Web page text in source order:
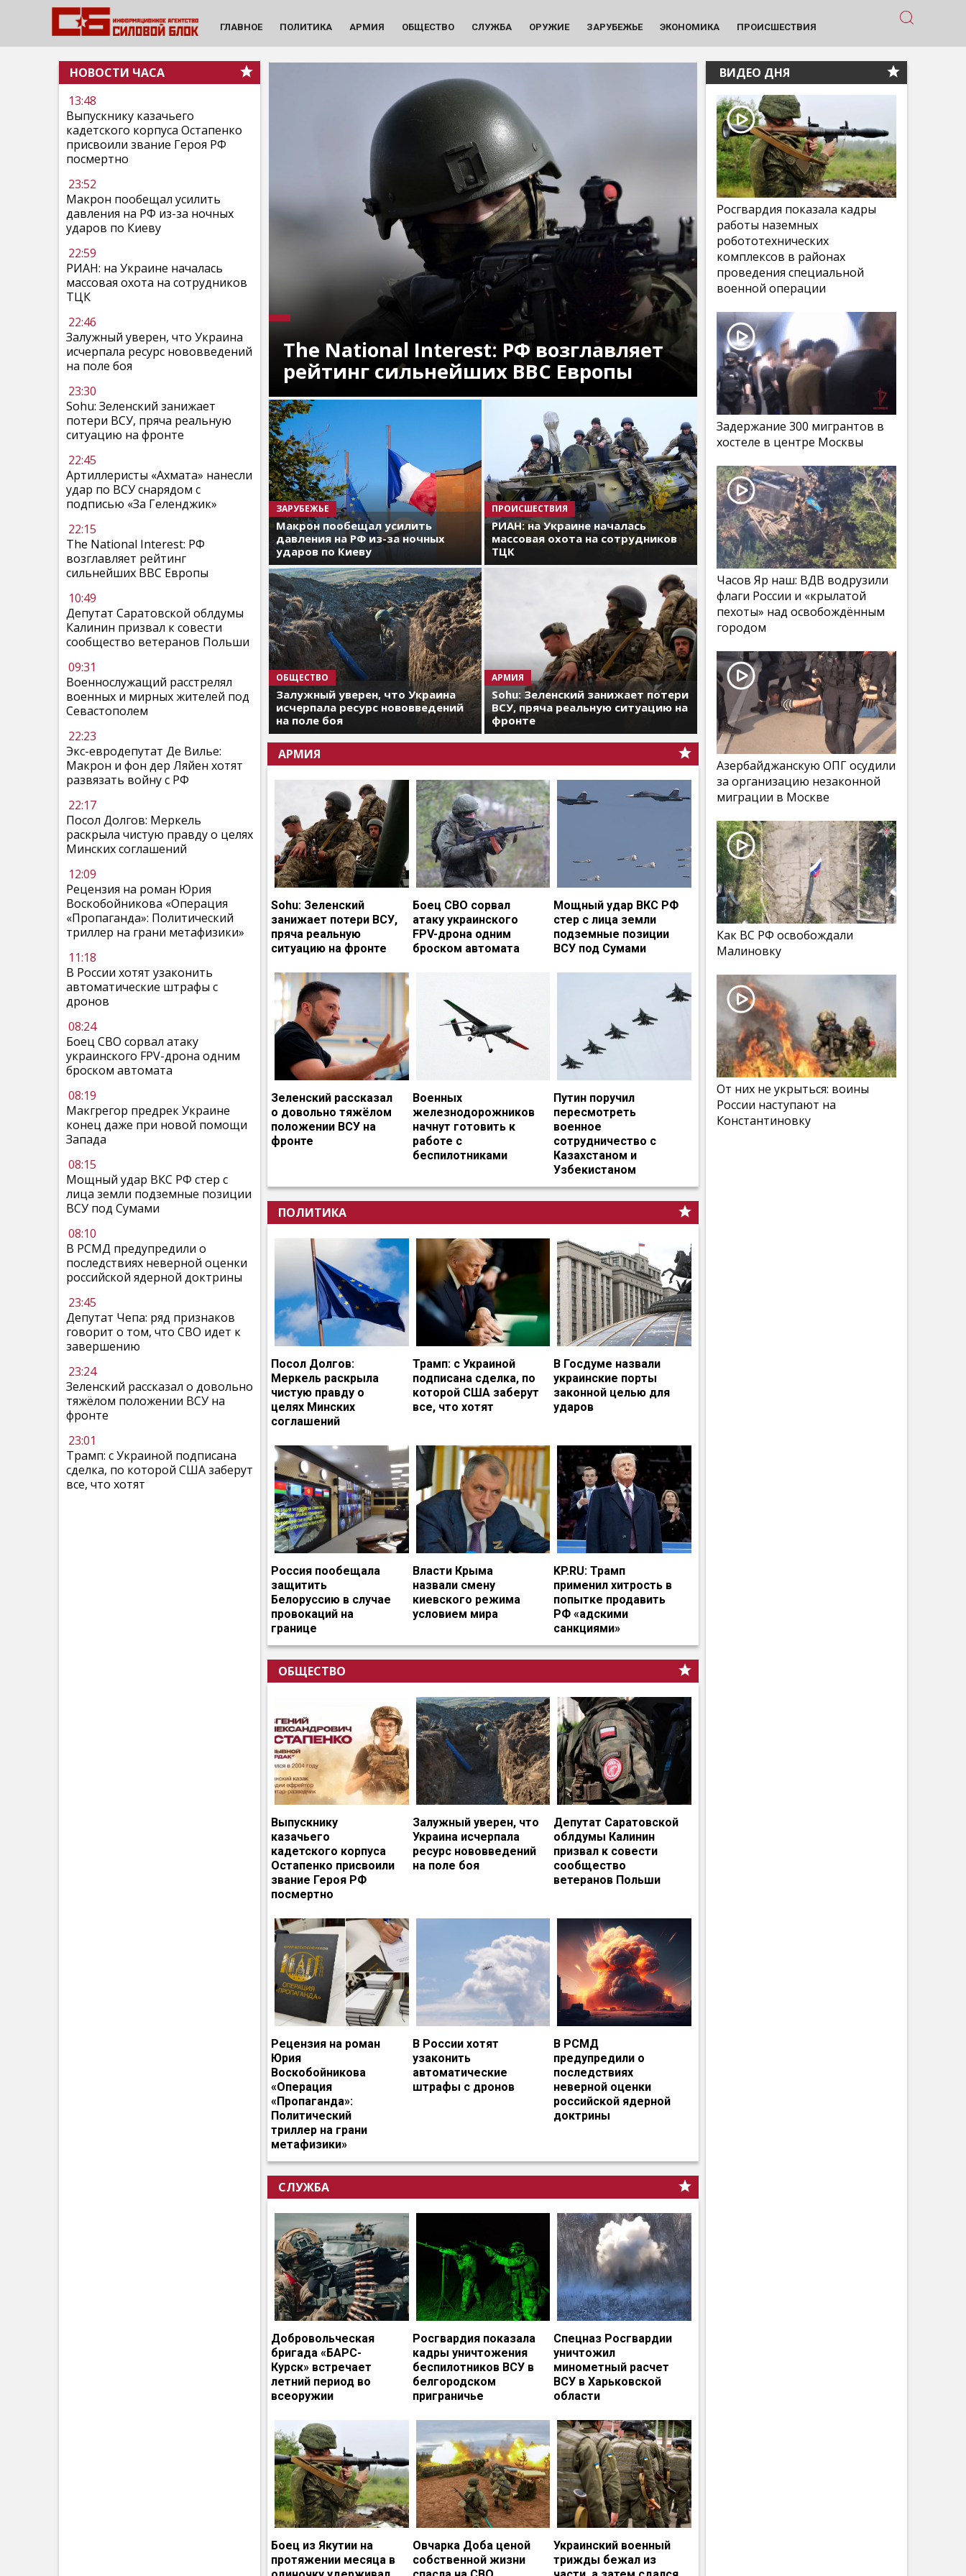
ГЛАВНОЕ ПОЛИТИКА АРМИЯ ОБЩЕСТВО СЛУЖБА ОРУЖИЕ ЗАРУБЕЖЬЕ ЭКОНОМИКА ПРОИСШЕСТВИЯ
НОВОСТИ ЧАСА
13:48
Выпускнику казачьего
кадетского корпуса Остапенко
присвоили звание Героя РФ
посмертно
23:52
Макрон пообещал усилить
давления на РФ из-за ночных
ударов по Киеву
22:59
РИАН: на Украине началась
массовая охота на сотрудников
ТЦК
22:46
Залужный уверен, что Украина
исчерпала ресурс нововведений
на поле боя
23:30
Sohu: Зеленский занижает
потери ВСУ, пряча реальную
ситуацию на фронте
22:45
Артиллеристы «Ахмата» нанесли
удар по ВСУ снарядом с
подписью «За Геленджик»
22:15
The National Interest: РФ
возглавляет рейтинг
сильнейших ВВС Европы
10:49
Депутат Саратовской облдумы
Калинин призвал к совести
сообщество ветеранов Польши
09:31
Военнослужащий расстрелял
военных и мирных жителей под
Севастополем
22:23
Экс-евродепутат Де Вилье:
Макрон и фон дер Ляйен хотят
развязать войну с РФ
22:17
Посол Долгов: Меркель
раскрыла чистую правду о целях
Минских соглашений
12:09
Рецензия на роман Юрия
Воскобойникова «Операция
«Пропаганда»: Политический
триллер на грани метафизики»
11:18
В России хотят узаконить
автоматические штрафы с
дронов
08:24
Боец СВО сорвал атаку
украинского FPV-дрона одним
броском автомата
08:19
Макгрегор предрек Украине
конец даже при новой помощи
Запада
08:15
Мощный удар ВКС РФ стер с
лица земли подземные позиции
ВСУ под Сумами
08:10
В РСМД предупредили о
последствиях неверной оценки
российской ядерной доктрины
23:45
Депутат Чепа: ряд признаков
говорит о том, что СВО идет к
завершению
23:24
Зеленский рассказал о довольно
тяжёлом положении ВСУ на
фронте
23:01
Трамп: с Украиной подписана
сделка, по которой США заберут
все, что хотят
The National Interest: РФ возглавляет
рейтинг сильнейших ВВС Европы
ЗАРУБЕЖЬЕ
Макрон пообещал усилить
давления на РФ из-за ночных
ударов по Киеву
ПРОИСШЕСТВИЯ
РИАН: на Украине началась
массовая охота на сотрудников
ТЦК
ОБЩЕСТВО
Залужный уверен, что Украина
исчерпала ресурс нововведений
на поле боя
АРМИЯ
Sohu: Зеленский занижает потери
ВСУ, пряча реальную ситуацию на
фронте
АРМИЯ
Sohu: Зеленский
занижает потери ВСУ,
пряча реальную
ситуацию на фронте
Боец СВО сорвал
атаку украинского
FPV-дрона одним
броском автомата
Мощный удар ВКС РФ
стер с лица земли
подземные позиции
ВСУ под Сумами
Зеленский рассказал
о довольно тяжёлом
положении ВСУ на
фронте
Военных
железнодорожников
начнут готовить к
работе с
беспилотниками
Путин поручил
пересмотреть
военное
сотрудничество с
Казахстаном и
Узбекистаном
ПОЛИТИКА
Посол Долгов:
Меркель раскрыла
чистую правду о
целях Минских
соглашений
Трамп: с Украиной
подписана сделка, по
которой США заберут
все, что хотят
В Госдуме назвали
украинские порты
законной целью для
ударов
Россия пообещала
защитить
Белоруссию в случае
провокаций на
границе
Власти Крыма
назвали смену
киевского режима
условием мира
KP.RU: Трамп
применил хитрость в
попытке продавить
РФ «адскими
санкциями»
ОБЩЕСТВО
Выпускнику
казачьего
кадетского корпуса
Остапенко присвоили
звание Героя РФ
посмертно
Залужный уверен, что
Украина исчерпала
ресурс нововведений
на поле боя
Депутат Саратовской
облдумы Калинин
призвал к совести
сообщество
ветеранов Польши
Рецензия на роман
Юрия
Воскобойникова
«Операция
«Пропаганда»:
Политический
триллер на грани
метафизики»
В России хотят
узаконить
автоматические
штрафы с дронов
В РСМД
предупредили о
последствиях
неверной оценки
российской ядерной
доктрины
СЛУЖБА
Добровольческая
бригада «БАРС-
Курск» встречает
летний период во
всеоружии
Росгвардия показала
кадры уничтожения
беспилотников ВСУ в
белгородском
приграничье
Спецназ Росгвардии
уничтожил
минометный расчет
ВСУ в Харьковской
области
Боец из Якутии на
протяжении месяца в
Овчарка Доба ценой
собственной жизни
Украинский военный
трижды бежал из
ВИДЕО ДНЯ
Росгвардия показала кадры
работы наземных
робототехнических
комплексов в районах
проведения специальной
военной операции
Задержание 300 мигрантов в
хостеле в центре Москвы
Часов Яр наш: ВДВ водрузили
флаги России и «крылатой
пехоты» над освобождённым
городом
Азербайджанскую ОПГ осудили
за организацию незаконной
миграции в Москве
Как ВС РФ освобождали
Малиновку
От них не укрыться: воины
России наступают на
Константиновку